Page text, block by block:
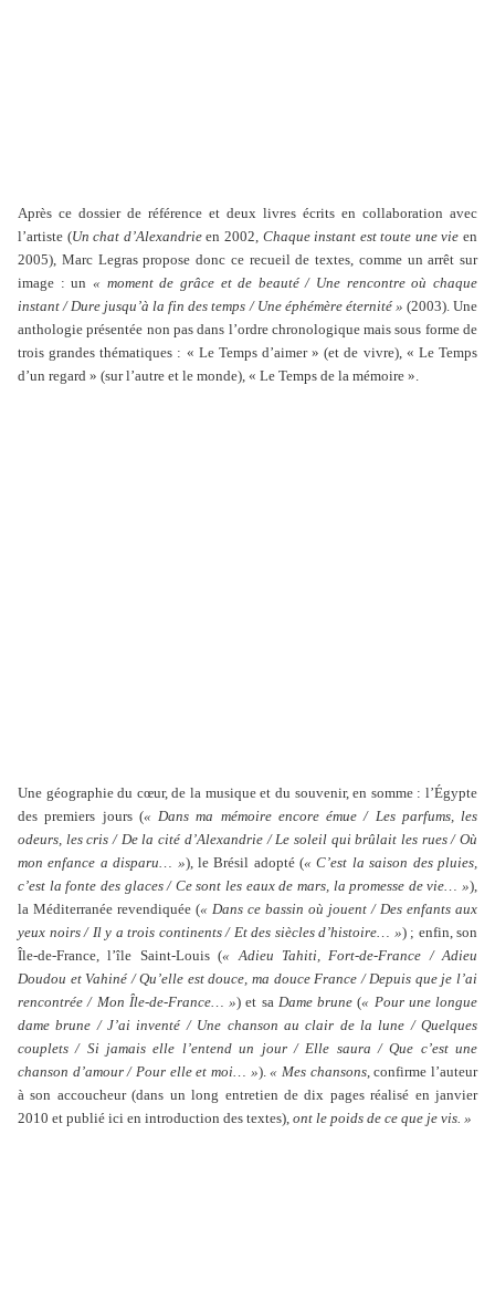
Après ce dossier de référence et deux livres écrits en collaboration avec
l’artiste (Un chat d’Alexandrieen 2002, Chaque instant est toute une vie en
2005), Marc Legras propose donc ce recueil de textes, comme un arrêt sur
image : un « moment de grâce et de beauté / Une rencontre où chaque
instant / Dure jusqu’à la fin des temps / Une éphémère éternité » (2003). Une
anthologie présentée non pas dans l’ordre chronologique mais sous forme de
trois grandes thématiques : « Le Temps d’aimer » (et de vivre), « Le Temps
d’un regard » (sur l’autre et le monde), « Le Temps de la mémoire ».
Une géographie du cœur, de la musique et du souvenir, en somme : l’Égypte
des premiers jours (« Dans ma mémoire encore émue / Les parfums, les
odeurs, les cris / De la cité d’Alexandrie / Le soleil qui brûlait les rues / Où
mon enfance a disparu… »), le Brésil adopté (« C’est la saison des pluies,
c’est la fonte des glaces / Ce sont les eaux de mars, la promesse de vie… »),
la Méditerranée revendiquée (« Dans ce bassin où jouent / Des enfants aux
yeux noirs / Il y a trois continents / Et des siècles d’histoire… ») ; enfin, son
Île-de-France, l’île Saint-Louis (« Adieu Tahiti, Fort-de-France / Adieu
Doudou et Vahiné / Qu’elle est douce, ma douce France / Depuis que je l’ai
rencontrée / Mon Île-de-France… ») et sa Dame brune (« Pour une longue
dame brune / J’ai inventé / Une chanson au clair de la lune / Quelques
couplets / Si jamais elle l’entend un jour / Elle saura / Que c’est une
chanson d’amour / Pour elle et moi… »).« Mes chansons, confirme l’auteur
à son accoucheur (dans un long entretien de dix pages réalisé en janvier
2010 et publié ici en introduction des textes), ont le poids de ce que je vis. »